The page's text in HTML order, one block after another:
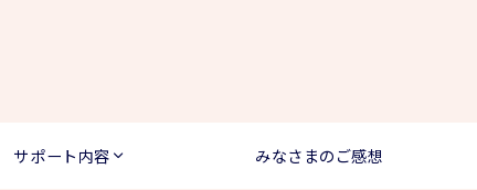
サポート内容 みなさまのご感想